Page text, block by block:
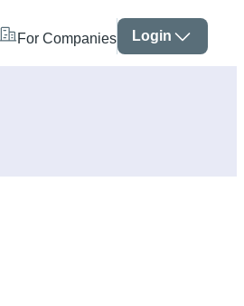
For Companies Login